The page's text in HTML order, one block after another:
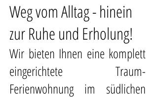
Weg vom Alltag - hinein
zur Ruhe und Erholung!
Wir bieten Ihnen eine komplett
eingerichtete Traum-
Ferienwohnung im südlichen